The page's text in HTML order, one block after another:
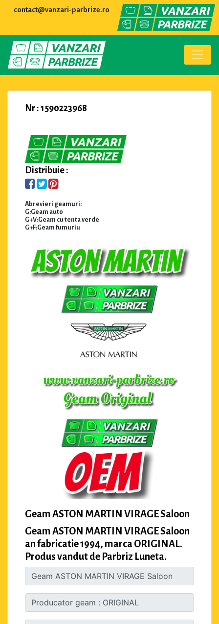
contact@vanzari-parbrize.ro
Nr : 1590223968
Distribuie :
Abrevieri geamuri:
G:Geam auto
G+V:Geam cu tenta verde
G+F:Geam fumuriu
Geam ASTON MARTIN VIRAGE Saloon
Geam ASTON MARTIN VIRAGE Saloon
an fabricatie 1994, marca ORIGINAL.
Produs vandut de Parbriz Luneta.